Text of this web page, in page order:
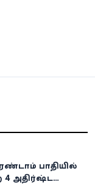
பாதியில்
அதிர்ஷ்ட